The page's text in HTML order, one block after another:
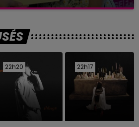
22h20
22h20 22h17
22h17